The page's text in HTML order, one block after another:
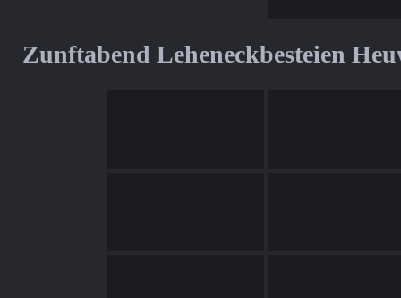
Zunftabend Leheneckbesteien